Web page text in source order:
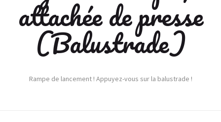
attachée de presse
(Balustrade)
Rampe de lancement ! Appuyez-vous sur la balustrade !